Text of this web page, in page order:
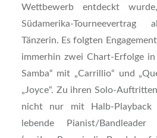
Wettbewerb entdeckt
Südamerika-
Tänzerin. Es folgten
immerhin zwei Chart-Erfolge
Samba“ mit „Carrillio“ und
„Joyce“. Zu ihren Solo-
nicht nur mit Halb-
lebende Pianist/